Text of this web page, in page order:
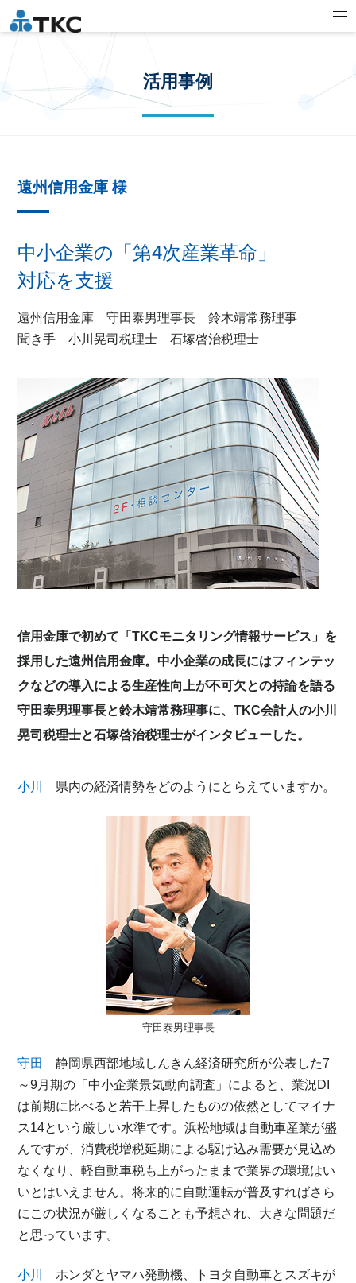
活用事例
遠州信用金庫 様
中小企業の「第4次産業革命」
対応を支援
遠州信用金庫 守田泰男理事長 鈴木靖常務理事
聞き手 小川晃司税理士 石塚啓治税理士
信用金庫で初めて「TKCモニタリング情報サービス」を
採用した遠州信用金庫。中小企業の成長にはフィンテッ
クなどの導入による生産性向上が不可欠との持論を語る
守田泰男理事長と鈴木靖常務理事に、TKC会計人の小川
晃司税理士と石塚啓治税理士がインタビューした。
小川 県内の経済情勢をどのようにとらえていますか。
守田泰男理事長
守田
静岡県西部地域しんきん経済研究所が公表した7
～9月期の「中小企業景気動向調査」によると、業況DI
は前期に比べると若干上昇したものの依然としてマイナ
ス14という厳しい水準です。浜松地域は自動車産業が盛
んですが、消費税増税延期による駆け込み需要が見込め
なくなり、軽自動車税も上がったままで業界の環境はい
いとはいえません。将来的に自動運転が普及すればさら
にこの状況が厳しくなることも予想され、大きな問題だ
と思っています。
小川
ホンダとヤマハ発動機、トヨタ自動車とスズキが